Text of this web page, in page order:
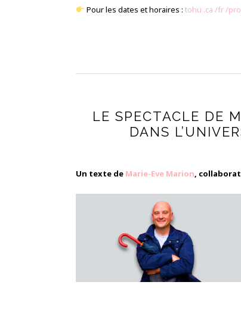
Pour les dates et horaires : tohu .ca /fr/
LE SPECTACLE DE
DANS
Un texte de Marie-Eve Marion,